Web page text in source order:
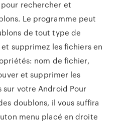
rechercher et
Le programme peut
de tout type de
supprimez les fichiers en
nom de fichier,
et supprimer les
sur votre Android Pour
doublons, il vous suffira
menu placé en droite